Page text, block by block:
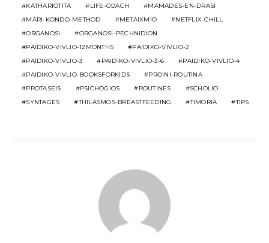
KATHARIOTITA
LIFE-COACH
MAMADES-EN-DRASI
MARI-KONDO-METHOD
METAIXMIO
NETFLIX-CHILL
ORGANOSI
ORGANOSI-PECHNIDION
PAIDIKO-VIVLIO-12MONTHS
PAIDIKO-VIVLIO-2
PAIDIKO-VIVLIO-3
PAIDIKO-VIVLIO-3-6
PAIDIKO-VIVLIO-4
PAIDIKO-VIVLIO-BOOKSFORKIDS
PROINI-ROUTINA
PROTASEIS
PSICHOGIOS ROUTINES
SCHOLIO
SYNTAGES
THILASMOS-BREASTFEEDING TIMORIA TIPS